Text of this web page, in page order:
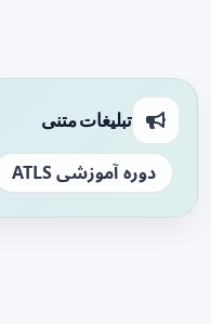
تبلیغات متنی
دوره آموزشی ATLS